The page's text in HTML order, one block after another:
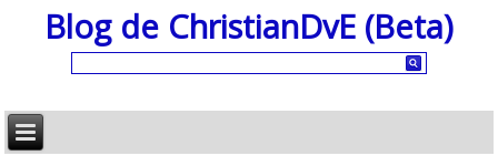
Blog de ChristianDvE (Beta)